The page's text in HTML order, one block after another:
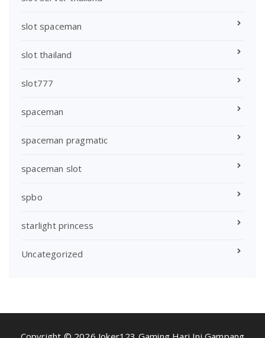
slot spaceman
slot thailand
slot777
spaceman
spaceman pragmatic
spaceman slot
spbo
starlight princess
Uncategorized